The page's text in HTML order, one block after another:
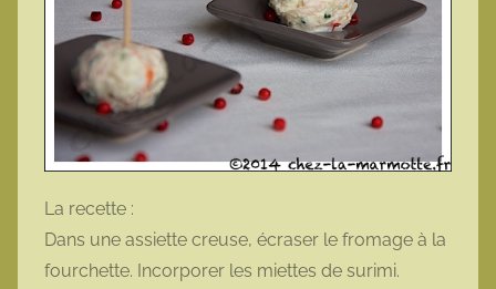
La recette :
Dans une assiette creuse, écraser le fromage à la
fourchette. Incorporer les miettes de surimi.